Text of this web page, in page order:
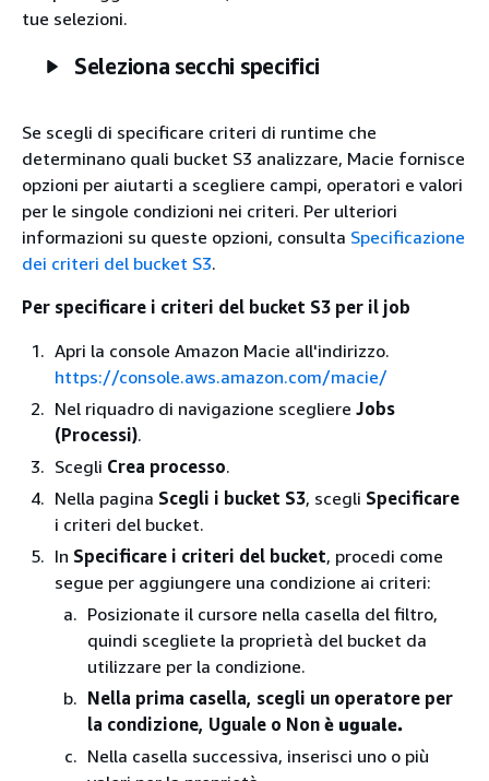
tue selezioni.
Seleziona secchi specifici
Se scegli di specificare criteri di runtime che
determinano quali bucket S3 analizzare, Macie fornisce
opzioni per aiutarti a scegliere campi, operatori e valori
per le singole condizioni nei criteri. Per ulteriori
informazioni su queste opzioni, consulta Specificazione
dei criteri del bucket S3.
Per specificare i criteri del bucket S3 per il job
Apri la console Amazon Macie all'indirizzo.
https://console.aws.amazon.com/macie/
Nel riquadro di navigazione scegliere Jobs
(Processi).
Scegli Crea processo.
Nella pagina Scegli i bucket S3, scegli Specificare
i criteri del bucket.
In Specificare i criteri del bucket, procedi come
segue per aggiungere una condizione ai criteri:
Posizionate il cursore nella casella del filtro,
quindi scegliete la proprietà del bucket da
utilizzare per la condizione.
Nella prima casella, scegli un operatore per
la condizione, Uguale o Non è uguale.
Nella casella successiva, inserisci uno o più